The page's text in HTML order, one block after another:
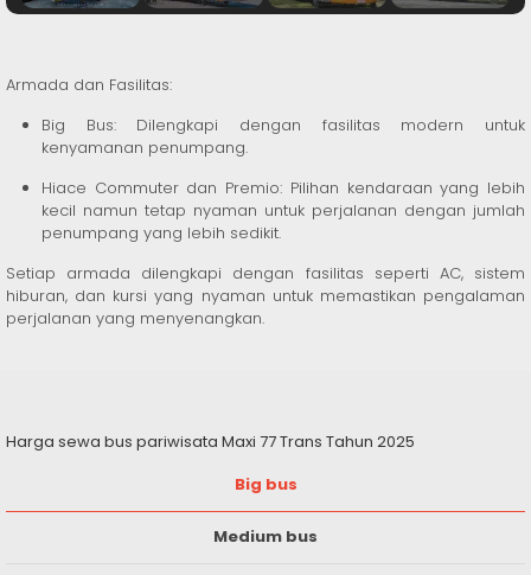
Armada dan Fasilitas:
Big Bus: Dilengkapi dengan fasilitas modern untuk
kenyamanan penumpang.
Hiace Commuter dan Premio: Pilihan kendaraan yang lebih
kecil namun tetap nyaman untuk perjalanan dengan jumlah
penumpang yang lebih sedikit.
Setiap armada dilengkapi dengan fasilitas seperti AC, sistem
hiburan, dan kursi yang nyaman untuk memastikan pengalaman
perjalanan yang menyenangkan.
Harga sewa bus pariwisata Maxi 77 Trans Tahun 2025
Big bus
Medium bus